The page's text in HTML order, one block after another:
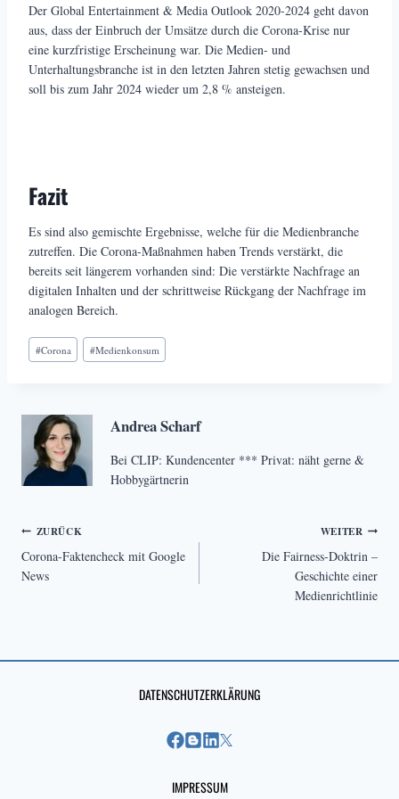
Der Global Entertainment & Media Outlook 2020-2024 geht davon
aus, dass der Einbruch der Umsätze durch die Corona-Krise nur
eine kurzfristige Erscheinung war. Die Medien- und
Unterhaltungsbranche ist in den letzten Jahren stetig gewachsen und
soll bis zum Jahr 2024 wieder um 2,8 % ansteigen.
Fazit
Es sind also gemischte Ergebnisse, welche für die Medienbranche
zutreffen. Die Corona-Maßnahmen haben Trends verstärkt, die
bereits seit längerem vorhanden sind: Die verstärkte Nachfrage an
digitalen Inhalten und der schrittweise Rückgang der Nachfrage im
analogen Bereich.
Schlagworte:
#Corona #Medienkonsum
Andrea Scharf
Bei CLIP: Kundencenter *** Privat: näht gerne &
Hobbygärtnerin
Beitragsnavigation
ZURÜCK
Corona-Faktencheck mit Google
News
WEITER
Die Fairness-Doktrin –
Geschichte einer
Medienrichtlinie
DATENSCHUTZERKLÄRUNG
IMPRESSUM